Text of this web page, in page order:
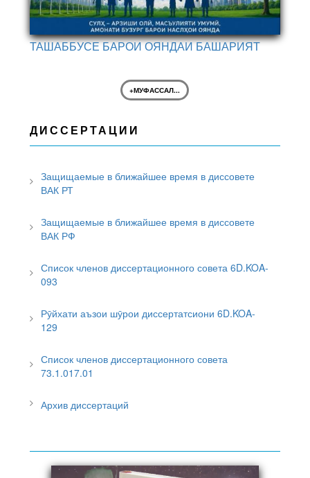
ТАШАББУСЕ БАРОИ ОЯНДАИ БАШАРИЯТ
+МУФАССАЛ...
ДИССЕРТАЦИИ
Защищаемые в ближайшее время в диссовете
ВАК РТ
Защищаемые в ближайшее время в диссовете
ВАК РФ
Список членов диссертационного совета 6D.KOA-
093
Рӯйхати аъзои шӯрои диссертатсиони 6D.KOA-
129
Список членов диссертационного совета
73.1.017.01
Архив диссертаций